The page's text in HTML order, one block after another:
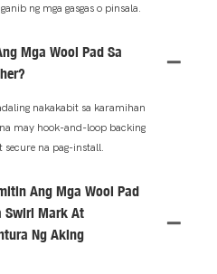
ng mga gasgas o pinsala.
Mga Wool Pad Sa
nakakabit sa karamihan
may hook-and-loop backing
secure na pag-install.
Ang Mga Wool Pad
Swirl Mark At
Ng Aking